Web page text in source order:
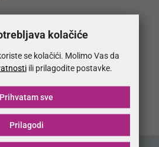
kolačiće
se kolačići. Molimo Vas da
ili prilagodite postavke.
Prilagodi
Prihvatam sve